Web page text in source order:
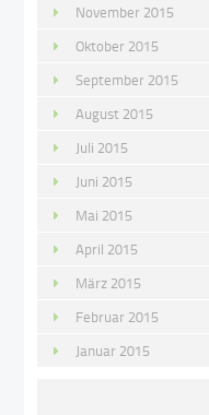
November 2015
Oktober 2015
September 2015
August 2015
Juli 2015
Juni 2015
Mai 2015
April 2015
März 2015
Februar 2015
Januar 2015